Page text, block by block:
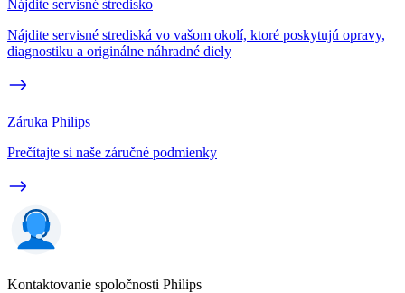
Nájdite servisné stredisko
Nájdite servisné strediská vo vašom okolí, ktoré poskytujú opravy,
diagnostiku a originálne náhradné diely
Záruka Philips
Prečítajte si naše záručné podmienky
Kontaktovanie spoločnosti Philips